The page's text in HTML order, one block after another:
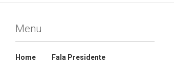
Menu
Home Fala Presidente